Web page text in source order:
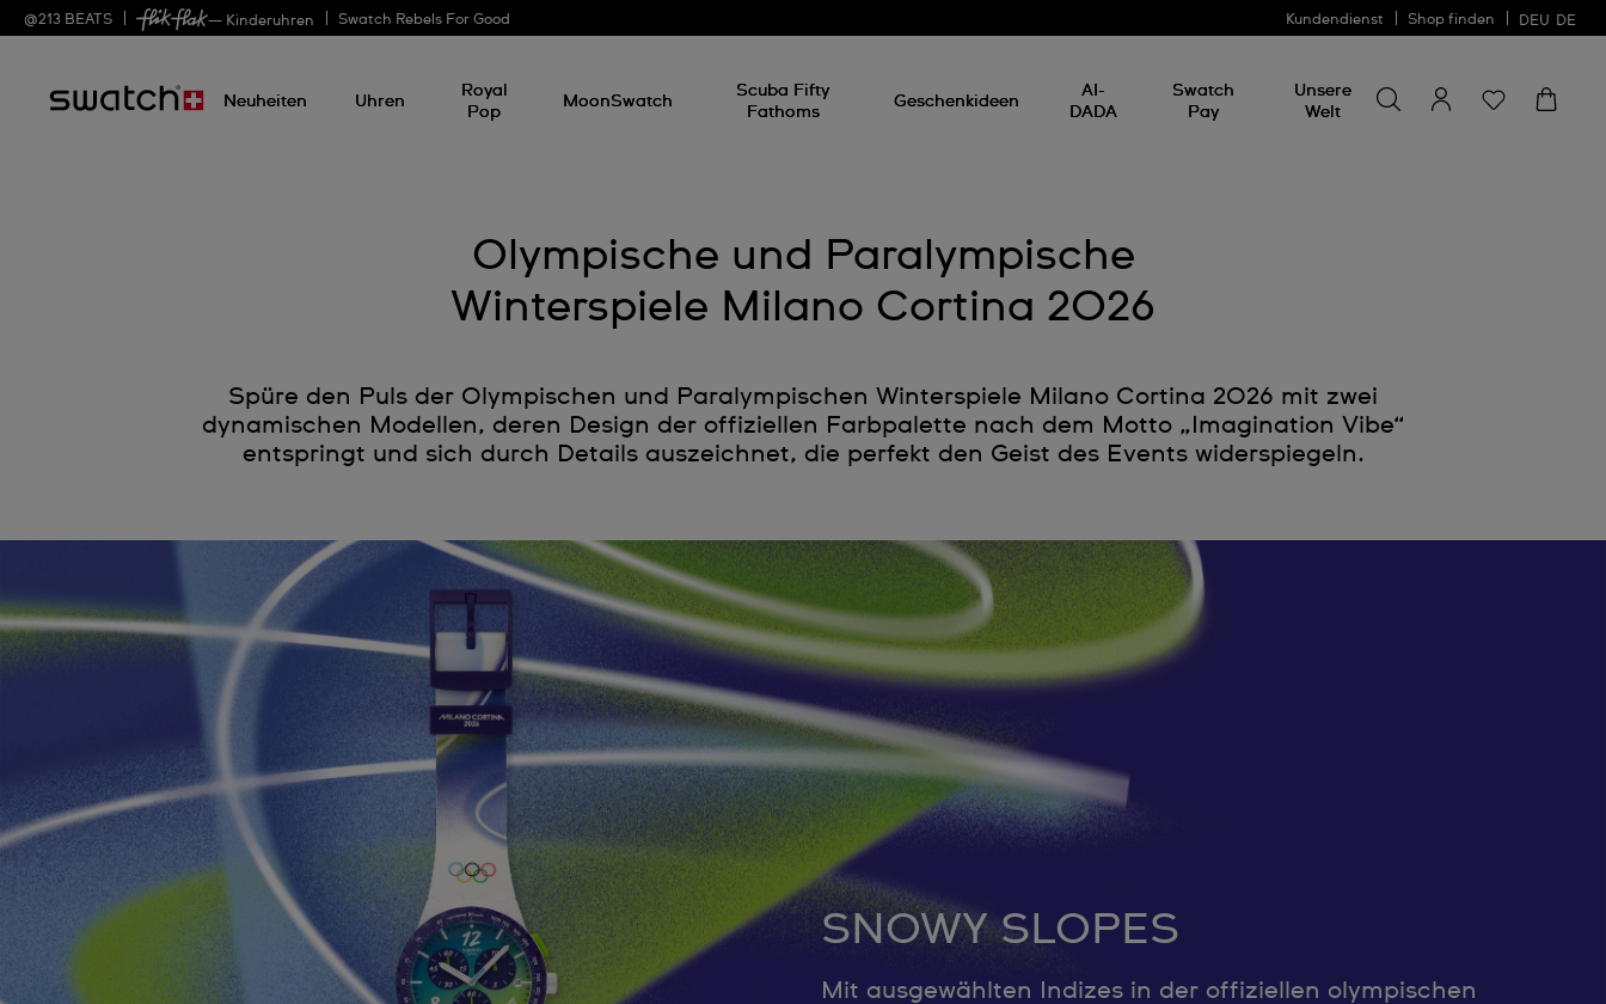
@213 BEATS — Kinderuhren Swatch Rebels For Good Kundendienst Shop finden DEU DE
Neuheiten Uhren
Royal
Pop
MoonSwatch
Scuba Fifty
Fathoms
Geschenkideen
AI-
DADA
Swatch
Pay
Unsere
Welt
etwas
suchen
Olympische und Paralympische
Winterspiele Milano Cortina 2026
Spüre den Puls der Olympischen und Paralympischen Winterspiele Milano Cortina 2026 mit zwei
dynamischen Modellen, deren Design der offiziellen Farbpalette nach dem Motto „Imagination Vibe“
entspringt und sich durch Details auszeichnet, die perfekt den Geist des Events widerspiegeln.
SNOWY SLOPES
Mit ausgewählten Indizes in der offiziellen olympischen